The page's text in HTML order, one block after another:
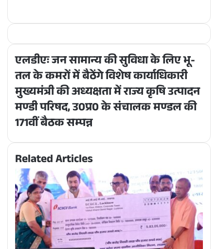
एलडीएः जन सामान्य की सुविधा के लिए भू-
तल के कमरों में बैठेंगे विशेष कार्याधिकारी
मुख्यमंत्री की अध्यक्षता में राज्य कृषि उत्पादन
मण्डी परिषद, उ0प्र0 के संचालक मण्डल की
171वीं बैठक सम्पन्न
Related Articles